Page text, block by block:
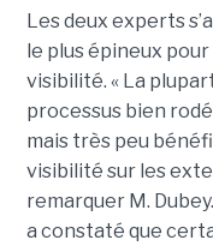
Les deux experts
le plus épineux
visibilité. « La
processus bien
mais très peu
visibilité sur les
remarquer M.
a constaté que